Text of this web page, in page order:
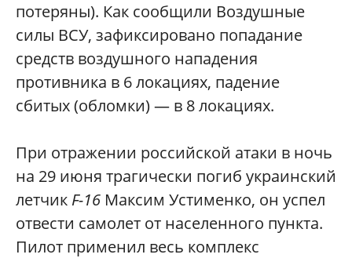
потеряны). Как сообщили Воздушные
силы ВСУ, зафиксировано попадание
средств воздушного нападения
противника в 6 локациях, падение
сбитых (обломки) — в 8 локациях.
При отражении российской атаки в ночь
на 29 июня трагически погиб украинский
летчик F-16 Максим Устименко, он успел
отвести самолет от населенного пункта.
Пилот применил весь комплекс